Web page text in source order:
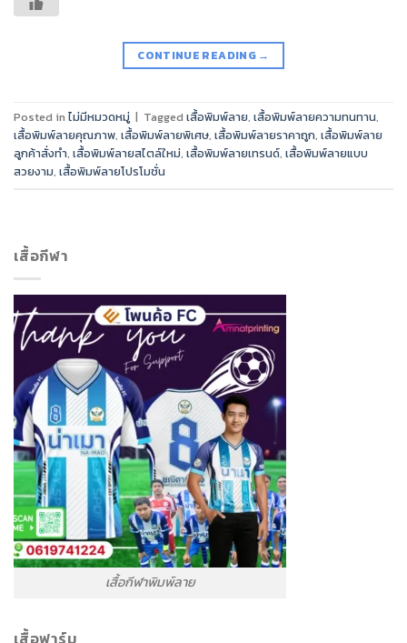
CONTINUE READING →
Posted in ไม่มีหมวดหมู่ | Tagged เสื้อพิมพ์ลาย, เสื้อพิมพ์ลายความทนทาน,
เสื้อพิมพ์ลายคุณภาพ, เสื้อพิมพ์ลายพิเศษ, เสื้อพิมพ์ลายราคาถูก, เสื้อพิมพ์ลาย
ลูกค้าสั่งทำ, เสื้อพิมพ์ลายสไตล์ใหม่, เสื้อพิมพ์ลายเทรนด์, เสื้อพิมพ์ลายแบบ
สวยงาม, เสื้อพิมพ์ลายโปรโมชั่น
เสื้อกีฬา
เสื้อกีฬาพิมพ์ลาย
เสื้อฟาร์ม